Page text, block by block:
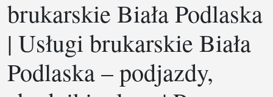
brukarskie Biała Podlaska
| Usługi brukarskie Biała
Podlaska – podjazdy,